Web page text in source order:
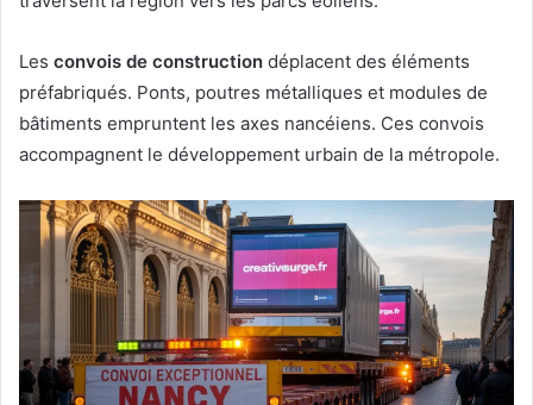
Les convois de construction déplacent des éléments
préfabriqués. Ponts, poutres métalliques et modules de
bâtiments empruntent les axes nancéiens. Ces convois
accompagnent le développement urbain de la métropole.